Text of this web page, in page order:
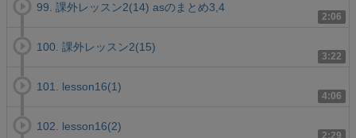
2:06
99. 課外レッスン2(14) asのまとめ3,4
3:22
100. 課外レッスン2(15)
4:06
101. lesson16(1)
2:29
102. lesson16(2)